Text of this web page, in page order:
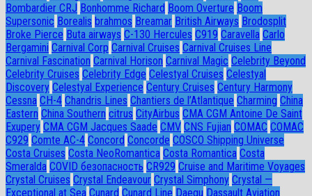
Bombardier CRJ Bonhomme Richard Boom Overture Boom
Supersonic Borealis brahmos Breamar British Airways Brodosplit
Broke Pierce Buta airways C-130 Hercules C919 Caravella Carlo
Bergamini Carnival Corp Carnival Cruises Carnival Cruises Line
Carnival Fascination Carnival Horison Carnival Magic Celebrity Beyond
Celebrity Cruises Celebrity Edge Celestyal Cruises Celestyal
Discovery Celestyal Experience Century Cruises Century Harmony
Cessna CH-4 Chandris Lines Chantiers de l’Atlantique Charming China
Eastern China Southern citrus CityAirbus CMA CGM Antoine De Saint
Exupery CMA CGM Jacques Saade CMV CNS Fujian COMAC COMAC
C929 Comte AC-4 Concord Concorde COSCO Shipping Universe
Costa Cruises Costa NeoRomantica Costa Romantica Costa
Smeralda COVID безопасность CR929 Cruise and Maritime Voyages
Crystal Cruises Crystal Endeavour Crystal Simphony Crystal —
Exceptional at Sea Cunard Cunard Line Daegu Dassault Aviation